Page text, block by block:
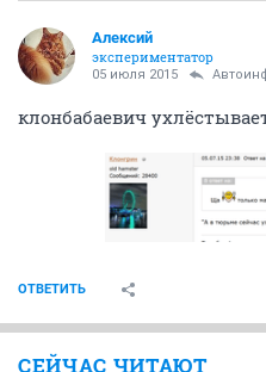
Алексий
экспериментатор
05 июля 2015
клонбабаевич
ОТВЕТИТЬ
СЕЙЧАС ЧИТАЮТ